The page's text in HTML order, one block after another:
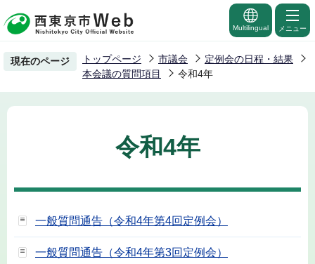
の
ー
Multilingual メニュー
現在のページ トップページ 市議会
定例会の日程・結果
本会議の質問項目
令和4年
令和4年
一般質問通告（令和4年第4回定例会）
一般質問通告（令和4年第3回定例会）